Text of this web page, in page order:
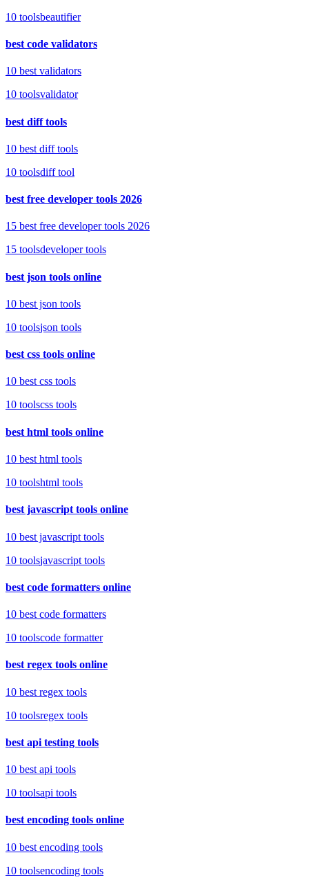
10 toolsbeautifier
best code validators
10 best validators
10 toolsvalidator
best diff tools
10 best diff tools
10 toolsdiff tool
best free developer tools 2026
15 best free developer tools 2026
15 toolsdeveloper tools
best json tools online
10 best json tools
10 toolsjson tools
best css tools online
10 best css tools
10 toolscss tools
best html tools online
10 best html tools
10 toolshtml tools
best javascript tools online
10 best javascript tools
10 toolsjavascript tools
best code formatters online
10 best code formatters
10 toolscode formatter
best regex tools online
10 best regex tools
10 toolsregex tools
best api testing tools
10 best api tools
10 toolsapi tools
best encoding tools online
10 best encoding tools
10 toolsencoding tools